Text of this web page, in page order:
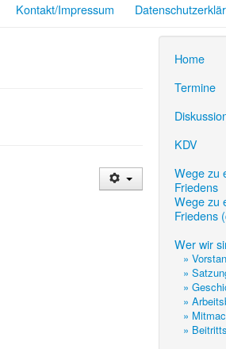
Kontakt/Impressum
Home
Termine
KDV
Wege zu
Friedens
Wege zu
Friedens
Wer wir
»
»
»
»
»
»